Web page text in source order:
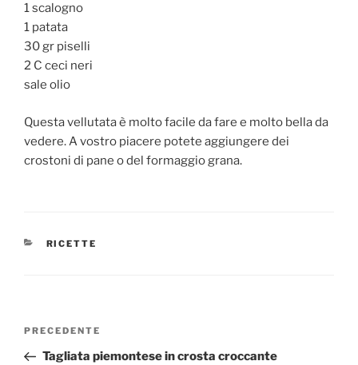
1 scalogno
1 patata
30 gr piselli
2 C ceci neri
sale olio
Questa vellutata è molto facile da fare e molto bella da
vedere. A vostro piacere potete aggiungere dei
crostoni di pane o del formaggio grana.
CATEGORIE
RICETTE
Navigazione
Articolo
precedente:
PRECEDENTE
Tagliata piemontese in crosta croccante